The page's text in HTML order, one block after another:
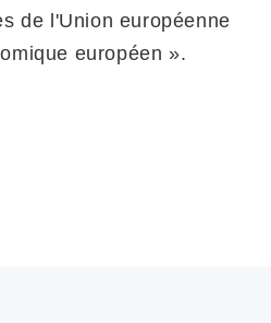
de l'Union européenne
européen ».